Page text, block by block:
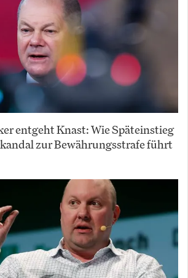
entgeht Knast: Wie Späteinstieg
zur Bewährungsstrafe führt